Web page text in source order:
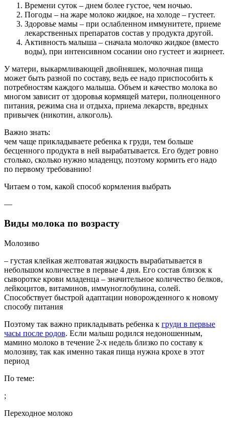
Времени суток – днем более густое, чем ночью.
Погоды – на жаре молоко жидкое, на холоде – густеет.
Здоровье мамы – при ослабленном иммунитете, приеме
лекарственных препаратов состав у продукта другой.
Активность малыша – сначала молочко жидкое (вместо
воды), при интенсивном сосании оно густеет и жирнеет.
У матери, выкармливающей двойняшек, молочная пища
может быть разной по составу, ведь ее надо приспособить к
потребностям каждого малыша. Объем и качество молока во
многом зависит от здоровья кормящей матери, полноценного
питания, режима сна и отдыха, приема лекарств, вредных
привычек (никотин, алкоголь).
Важно знать:
чем чаще прикладываете ребенка к груди, тем больше
бесценного продукта в ней вырабатывается. Его будет ровно
столько, сколько нужно младенцу, поэтому кормить его надо
по первому требованию!
Читаем о том, какой способ кормления выбрать
—
Виды молока по возрасту
Молозиво
– густая клейкая желтоватая жидкость вырабатывается в
небольшом количестве в первые 4 дня. Его состав близок к
сыворотке крови младенца – значительное количество белков,
лейкоцитов, витаминов, иммуноглобулина, солей.
Способствует быстрой адаптации новорожденного к новому
способу питания
Поэтому так важно прикладывать ребенка к груди в первые
часы после родов. Если малыш родился недоношенным,
мамино молоко в течение 2-х недель близко по составу к
молозиву, так как именно такая пища нужна крохе в этот
период
По теме:
;
Переходное молоко